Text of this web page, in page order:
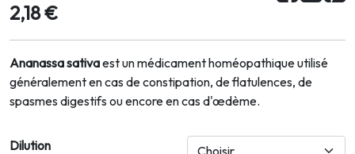
2,18 €
Ananassa sativaest un médicament homéopathique utilisé
généralement en cas de constipation, de flatulences, de
spasmes digestifs ou encore en cas d'œdème.
Dilution